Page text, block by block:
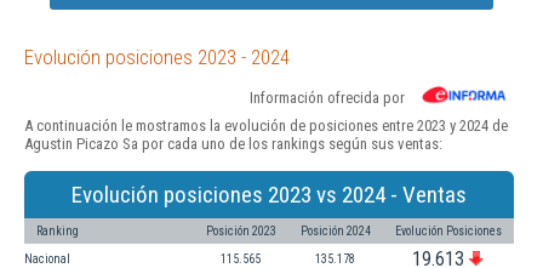
Evolución posiciones 2023 - 2024
Información ofrecida por
A continuación le mostramos la evolución de posiciones entre 2023 y 2024 de
Agustin Picazo Sa por cada uno de los rankings según sus ventas:
Evolución posiciones 2023 vs 2024 - Ventas
Ranking Posición 2023 Posición 2024 Evolución Posiciones
Nacional 115.565 135.178 19.613